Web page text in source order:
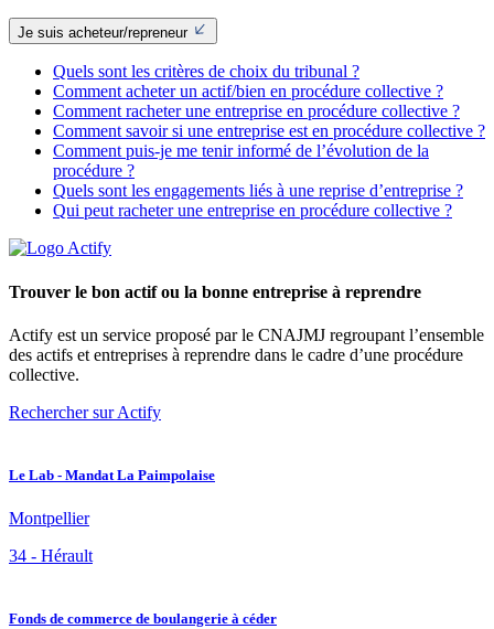
Je suis acheteur/repreneur
Quels sont les critères de choix du tribunal ?
Comment acheter un actif/bien en procédure collective ?
Comment racheter une entreprise en procédure collective ?
Comment savoir si une entreprise est en procédure collective ?
Comment puis-je me tenir informé de l’évolution de la
procédure ?
Quels sont les engagements liés à une reprise d’entreprise ?
Qui peut racheter une entreprise en procédure collective ?
Trouver le bon actif ou la bonne entreprise à reprendre
Actify est un service proposé par le CNAJMJ regroupant l’ensemble
des actifs et entreprises à reprendre dans le cadre d’une procédure
collective.
Rechercher sur Actify
Le Lab - Mandat La Paimpolaise
Montpellier
34 - Hérault
Fonds de commerce de boulangerie à céder